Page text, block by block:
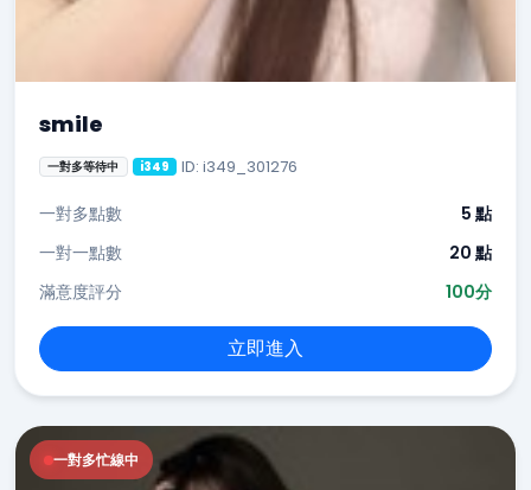
smile
一對多等待中 i349 ID: i349_301276
一對多點數
5 點
一對一點數
20 點
滿意度評分
100分
立即進入
一對多忙線中